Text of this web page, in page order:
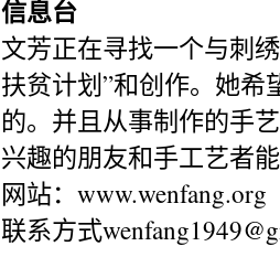
信息台
文芳正在寻找一个与刺
扶贫计划”和创作。她
的。并且从事制作的手
兴趣的朋友和手工艺者
网站：www.wenfang.org
联系方式